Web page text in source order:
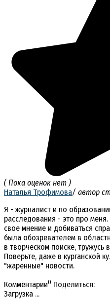
( Пока оценок нет )
Наталья Трофимова/ автор
Я - журналист и по
расследования - это про
свое мнение и добиваться
была обозревателем в
в творческом поиске, тружусь
Поверьте, даже в курганской
"жаренные" новости.
Комментарии0 Поделиться:
Загрузка ...